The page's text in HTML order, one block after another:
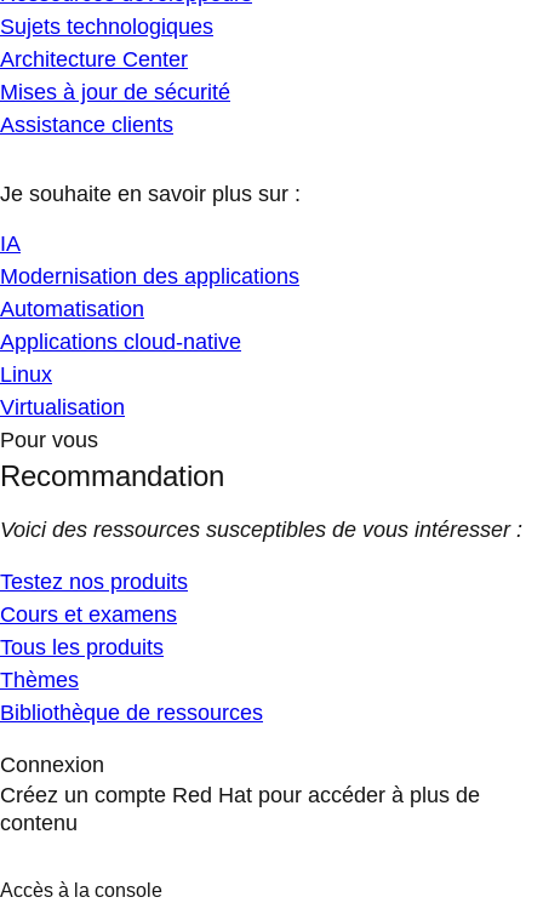
Sujets technologiques
Architecture Center
Mises à jour de sécurité
Assistance clients
Je souhaite en savoir plus sur :
IA
Modernisation des applications
Automatisation
Applications cloud-native
Linux
Virtualisation
Pour vous
Recommandation
Voici des ressources susceptibles de vous intéresser :
Testez nos produits
Cours et examens
Tous les produits
Thèmes
Bibliothèque de ressources
Connexion
Créez un compte Red Hat pour accéder à plus de
contenu
Accès à la console